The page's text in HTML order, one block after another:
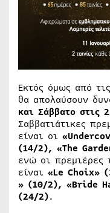
Εκτός όμως από
θα απολαύσουν
και Σάββατο στις
Σαββατιάτικες
είναι οι
(14/2), «The
ενώ οι πρεμιέρες
είναι «Le Choix​»
» (10/2), «Bride
(24/2).